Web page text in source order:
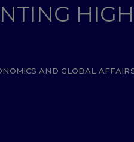
AND GLOBAL